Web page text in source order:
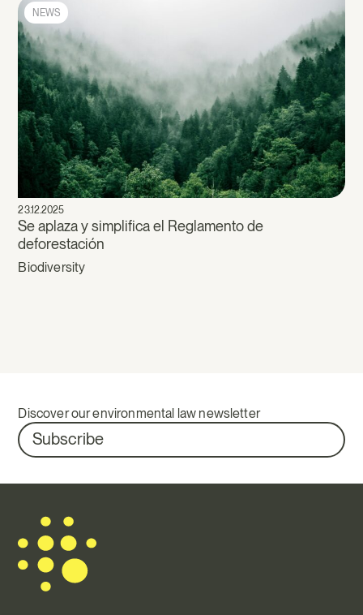
NEWS
23.12.2025
Se aplaza y simplifica el Reglamento de
deforestación
Biodiversity
Discover our environmental law newsletter
Subscribe